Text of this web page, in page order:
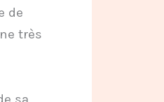
de
très
sa